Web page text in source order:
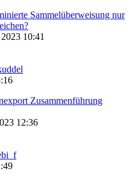
Sammelüberweisung nur
10:41
Zusammenführung
12:36